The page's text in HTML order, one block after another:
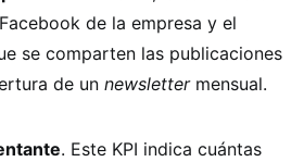
de la empresa y el
se comparten las publicaciones
de un newslettermensual.
. Este KPI indica cuántas